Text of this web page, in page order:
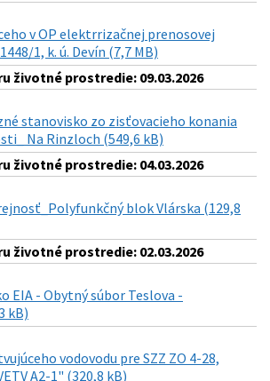
v OP elektrrizačnej prenosovej
1, k. ú. Devín (7,7 MB)
životné prostredie: 09.03.2026
stanovisko zo zisťovacieho konania
Na Rinzloch (549,6 kB)
životné prostredie: 04.03.2026
blok Vlárska (129,8
životné prostredie: 02.03.2026
EIA - Obytný súbor Teslova -
kB)
vodovodu pre SZZ ZO 4-28,
A2-1" (320,8 kB)